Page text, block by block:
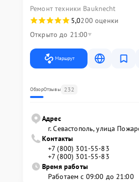
Ремонт техники Bauknecht
5,0200 оценки
Открыто до 21:00
Маршрут
ОбзорОтзывы 232
Адрес
г. Севастополь, улица
Контакты
+7 (800) 301-55-83
+7 (800) 301-55-83
Время работы
Работаем с 09:00 до 21:00